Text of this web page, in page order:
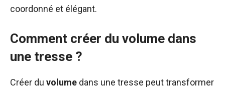
coordonné et élégant.
Comment créer du volume dans
une tresse ?
Créer du volume dans une tresse peut transformer